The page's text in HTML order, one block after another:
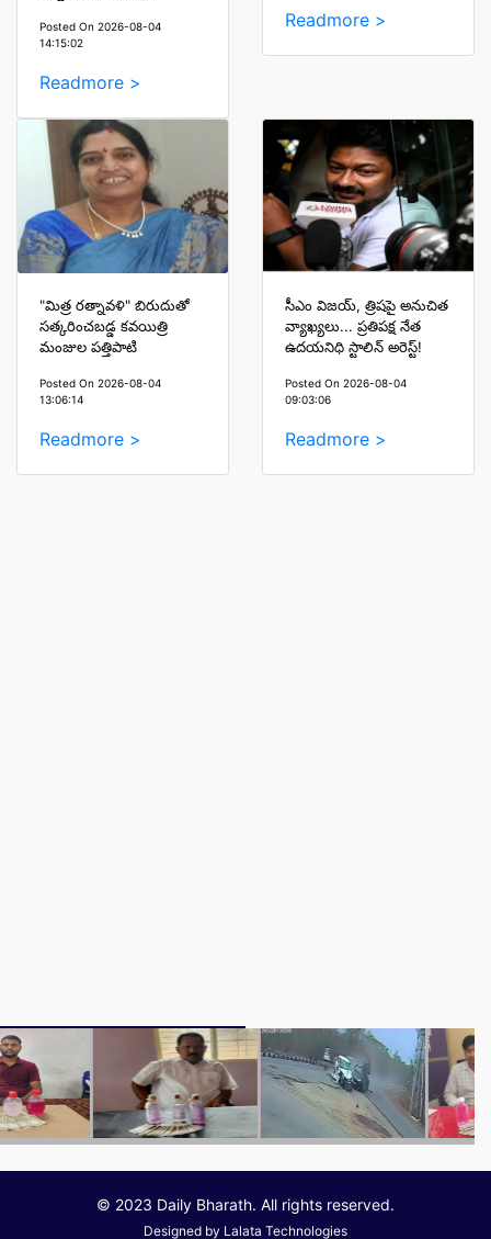
Posted On 2026-08-04
14:15:02
Readmore >
Readmore >
"మిత్ర రత్నావళి" బిరుదుతో
సత్కరించబడ్డ కవయిత్రి
మంజుల పత్తిపాటి
Posted On 2026-08-04
13:06:14
Readmore >
సీఎం విజయ్, త్రిషపై అనుచిత
వ్యాఖ్యలు... ప్రతిపక్ష నేత
ఉదయనిధి స్టాలిన్ అరెస్ట్!
Posted On 2026-08-04
09:03:06
Readmore >
© 2023 Daily Bharath. All rights reserved.
Designed by Lalata Technologies